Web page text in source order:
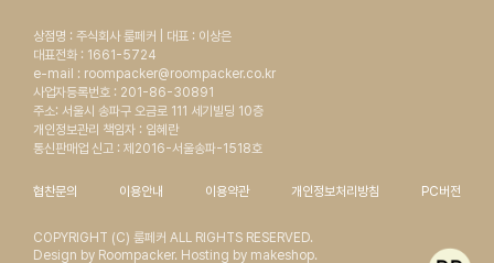
상점명 : 주식회사 룸페커 | 대표 : 이상은
대표전화 : 1661-5724
e-mail : roompacker@roompacker.co.kr
사업자등록번호 : 201-86-30891
주소: 서울시 송파구 오금로 111 세기빌딩 10층
개인정보관리 책임자 : 임혜란
통신판매업 신고 : 제2016-서울송파-1518호
협찬문의 이용안내 이용약관 개인정보처리방침 PC버전
COPYRIGHT (C) 룸페커 ALL RIGHTS RESERVED.
Design by Roompacker. Hosting by makeshop.